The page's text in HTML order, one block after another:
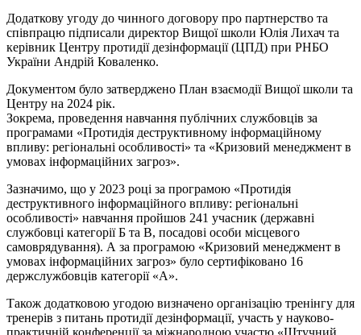
Додаткову угоду до чинного договору про партнерство та
співпрацю підписали директор Вищої школи Юлія Лихач та
керівник Центру протидії дезінформації (ЦПД) при РНБО
України Андрій Коваленко.
Документом було затверджено План взаємодії Вищої школи та
Центру на 2024 рік.
Зокрема, проведення навчання публічних службовців за
програмами «Протидія деструктивному інформаційному
впливу: регіональні особливості» та «Кризовий менеджмент в
умовах інформаційних загроз».
Зазначимо, що у 2023 році за програмою «Протидія
деструктивного інформаційного впливу: регіональні
особливості» навчання пройшов 241 учасник (державні
службовці категорії Б та В, посадові особи місцевого
самоврядування). А за програмою «Кризовий менеджмент в
умовах інформаційних загроз» було сертифіковано 16
держслужбовців категорії «А».
Також додатковою угодою визначено організацію тренінгу для
тренерів з питань протидії дезінформації, участь у науково-
практичній конференції за міжнародною участю «Штучний